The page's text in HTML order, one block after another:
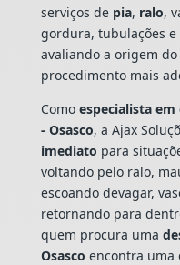
serviços de pia, ralo,
gordura, tubulações e
avaliando a origem
procedimento mais
Como especialista
- Osasco, a Ajax
imediato para
voltando pelo ralo,
escoando devagar,
retornando para
quem procura uma
Osasco encontra uma